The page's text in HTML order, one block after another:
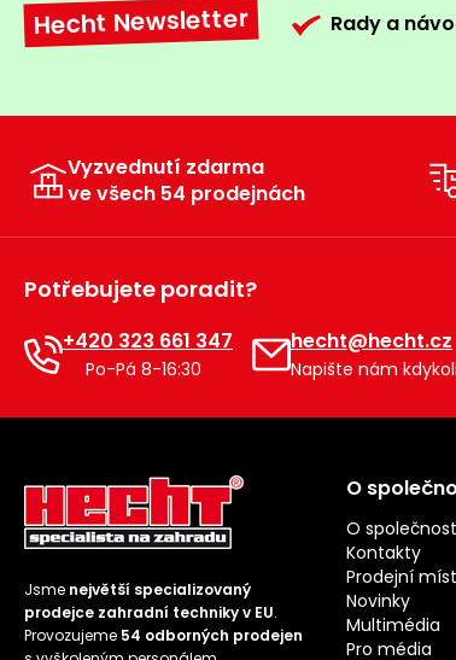
Hecht Newsletter Rady a
Vyzvednutí zdarma
ve všech 54 prodejnách
Potřebujete poradit?
+420 323 661 347
Po-Pá 8-16:30
hecht@hecht.cz
Napište nám
Jsme největší specializovaný
prodejce zahradní techniky v EU.
Provozujeme 54 odborných prodejen
O
O
Kontakty
Prodejní
Novinky
Multimédia
Pro média